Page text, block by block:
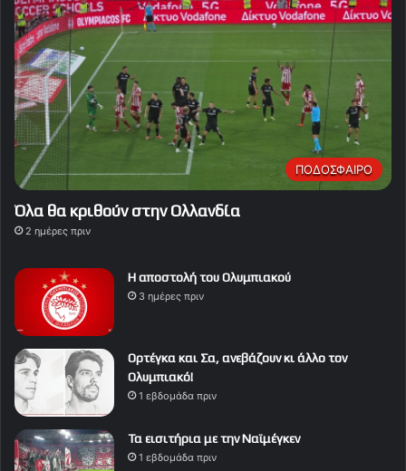
ΠΟΔΟΣΦΑΙΡΟ
Όλα θα κριθούν στην Ολλανδία
2 ημέρες πριν
Η αποστολή του Ολυμπιακού
3 ημέρες πριν
Ορτέγκα και Σα, ανεβάζουν κι άλλο τον
Ολυμπιακό!
1 εβδομάδα πριν
Τα εισιτήρια με την Ναϊμέγκεν
1 εβδομάδα πριν